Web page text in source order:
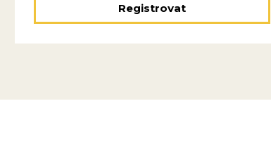
Registrovat